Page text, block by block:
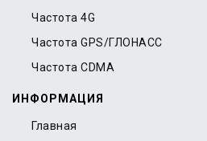
Частота 4G
Частота GPS/ГЛОНАСС
Частота CDMA
ИНФОРМАЦИЯ
Главная